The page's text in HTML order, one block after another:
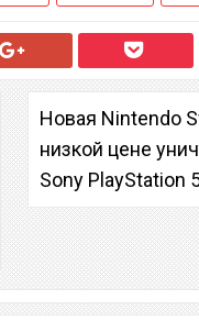
Новая Nintendo
низкой цене
Sony PlayStation